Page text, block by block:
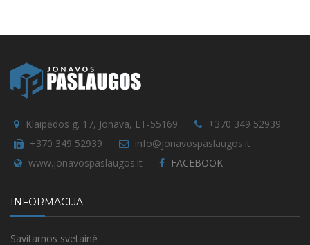
Klaipėdos g. 17, Jonava, LT-55169
+370 349 52939
+370 349 52939
info@jonavospaslaugos.lt
www.jonavospaslaugos.lt
FACEBOOK
INFORMACIJA
Savitarnos svetainė